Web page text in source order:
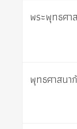
พระพุทธศ
พุทธศาสนา